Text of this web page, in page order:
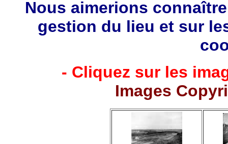
Nous aimerions
gestion du lieu et sur
- Cliquez sur les
Images